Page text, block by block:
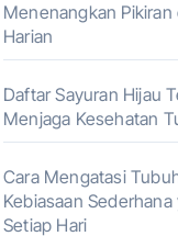
Menenangkan
Harian
Daftar Sayuran Hijau
Menjaga Kesehatan
Cara Mengatasi
Kebiasaan
Setiap Hari